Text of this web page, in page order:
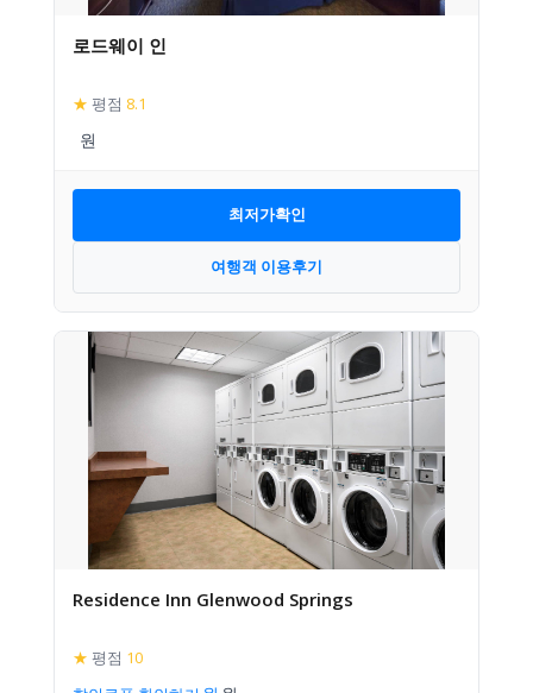
로드웨이 인
★ 평점 8.1
최저가확인
여행객 이용후기
Residence Inn Glenwood Springs
★ 평점 10